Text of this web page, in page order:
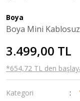
Boya
Boya Mini
3.499,00 TL
*654,72 TL den
Kategori